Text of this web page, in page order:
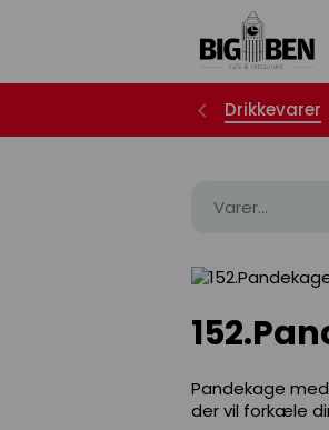
Drikkevarer
Pandekage
der vil forkæle